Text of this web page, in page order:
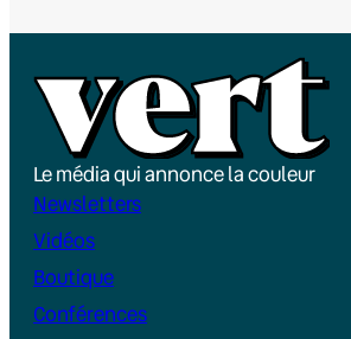
Le média qui annonce la couleur
Newsletters
Vidéos
Boutique
Conférences